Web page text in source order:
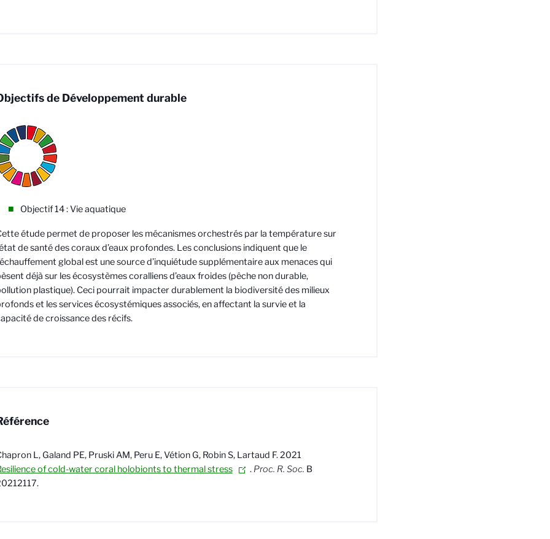
de Développement durable
Objectif 14 : Vie aquatique
étude permet de proposer les mécanismes orchestrés par la température sur
de santé des coraux d’eaux profondes. Les conclusions indiquent que le
global est une source d’inquiétude supplémentaire aux menaces qui
déjà sur les écosystèmes coralliens d’eaux froides (pêche non durable,
plastique). Ceci pourrait impacter durablement la biodiversité des milieux
et les services écosystémiques associés, en affectant la survie et la
de croissance des récifs.
L, Galand PE, Pruski AM, Peru E, Vétion G, Robin S, Lartaud F. 2021
of cold-water coral holobionts to thermal stress
. Proc. R. Soc. B